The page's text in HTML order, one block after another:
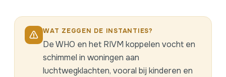
WAT ZEGGEN DE INSTANTIES?
De WHO en het RIVM koppelen vocht en
schimmel in woningen aan
luchtwegklachten, vooral bij kinderen en